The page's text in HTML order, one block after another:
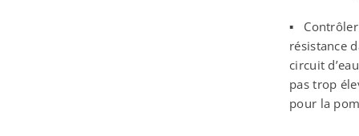
▪
résistance
circuit
pas trop
pour la